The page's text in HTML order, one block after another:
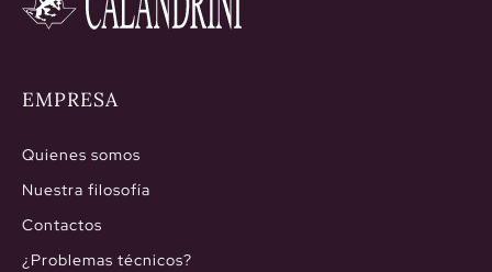
EMPRESA
Quienes somos
Nuestra filosofía
Contactos
¿Problemas técnicos?